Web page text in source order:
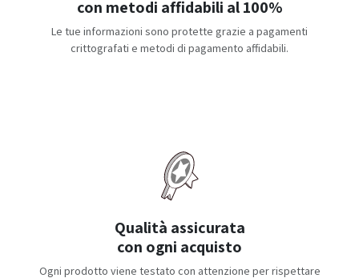
con metodi affidabili al 100%
Le tue informazioni sono protette grazie a pagamenti
crittografati e metodi di pagamento affidabili.
Qualità assicurata
con ogni acquisto
Ogni prodotto viene testato con attenzione per rispettare